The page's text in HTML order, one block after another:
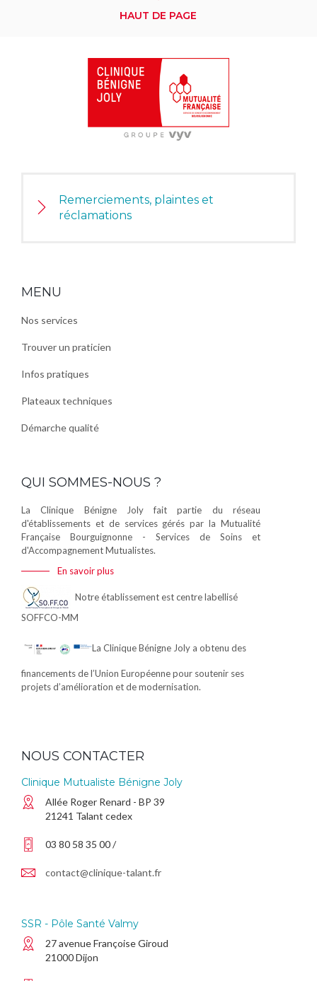
HAUT DE PAGE
Remerciements, plaintes et
réclamations
MENU
Nos services
Trouver un praticien
Infos pratiques
Plateaux techniques
Démarche qualité
QUI SOMMES-NOUS ?
La Clinique Bénigne Joly fait partie du réseau
d'établissements et de services gérés par la Mutualité
Française Bourguignonne - Services de Soins et
d'Accompagnement Mutualistes.
En savoir plus
Notre établissement est centre labellisé
SOFFCO-MM
La Clinique Bénigne Joly a obtenu des
financements de l’Union Européenne pour soutenir ses
projets d’amélioration et de modernisation.
NOUS CONTACTER
Clinique Mutualiste Bénigne Joly
Allée Roger Renard - BP 39
21241 Talant cedex
03 80 58 35 00 /
contact@clinique-talant.fr
SSR - Pôle Santé Valmy
27 avenue Françoise Giroud
21000 Dijon